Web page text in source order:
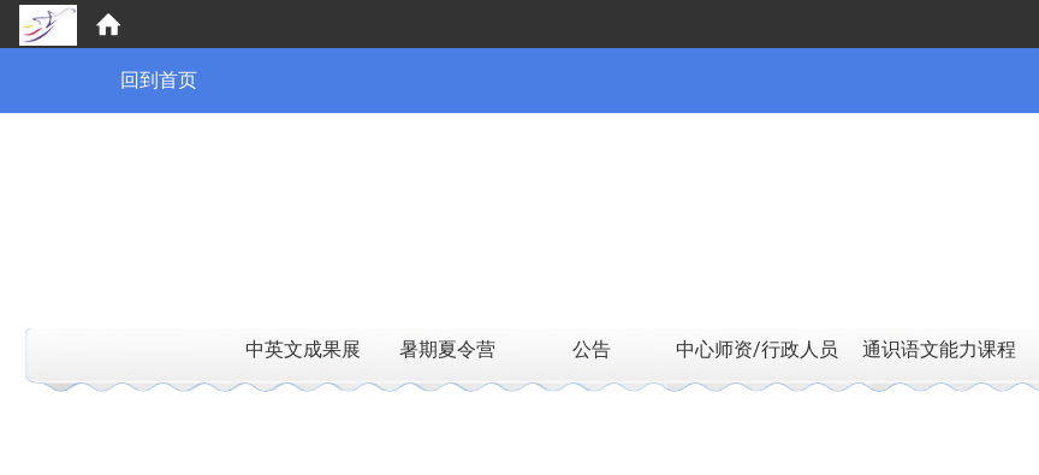
回到首页
中英文成果展 暑期夏令营 公告 中心师资/行政人员 通识语文能力课程